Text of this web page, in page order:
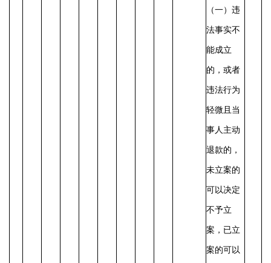
（一）违
法事实不
能成立
的，或者
违法行为
轻微且当
事人主动
退款的，
未立案的
可以决定
不予立
案，已立
案的可以